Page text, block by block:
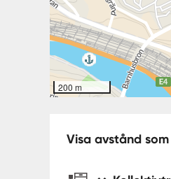
200 m
Visa avstånd